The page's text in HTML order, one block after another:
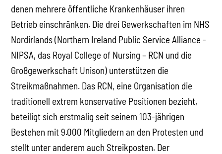
denen mehrere öffentliche Krankenhäuser ihren
Betrieb einschränken. Die drei Gewerkschaften im NHS
Nordirlands (Northern Ireland Public Service Alliance -
NIPSA, das Royal College of Nursing – RCN und die
Großgewerkschaft Unison) unterstützen die
Streikmaßnahmen. Das RCN, eine Organisation die
traditionell extrem konservative Positionen bezieht,
beteiligt sich erstmalig seit seinem 103-jährigen
Bestehen mit 9.000 Mitgliedern an den Protesten und
stellt unter anderem auch Streikposten. Der